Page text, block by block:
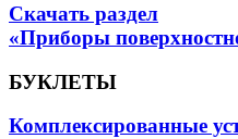
Скачать раздел
«Приборы
БУКЛЕТЫ
Комплексированные